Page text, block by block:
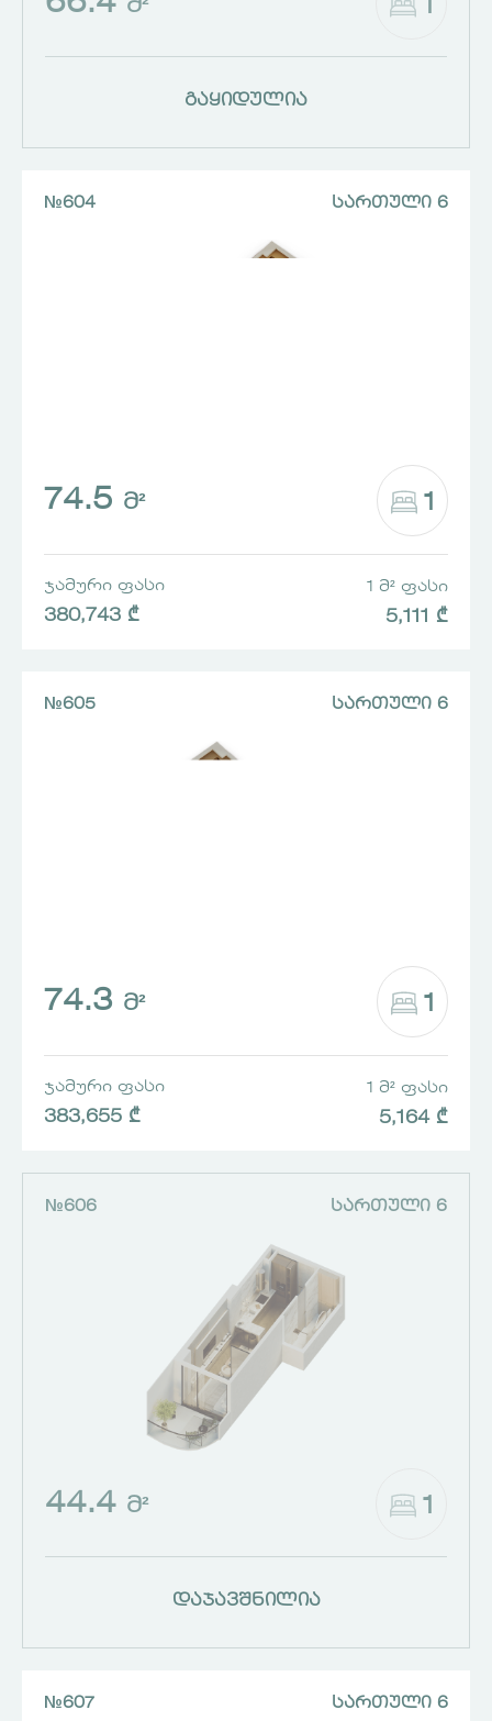
Მ²
გაყიდულია
№604 ᲡᲐᲠᲗᲣᲚᲘ 6
74.5 Მ² 1
ᲯᲐᲛᲣᲠᲘ ᲤᲐᲡᲘ
380,743 ₾
1 Მ² ᲤᲐᲡᲘ
5,111 ₾
№605 ᲡᲐᲠᲗᲣᲚᲘ 6
74.3 Მ² 1
ᲯᲐᲛᲣᲠᲘ ᲤᲐᲡᲘ
383,655 ₾
1 Მ² ᲤᲐᲡᲘ
5,164 ₾
№606 ᲡᲐᲠᲗᲣᲚᲘ 6
44.4 Მ² 1
დაჯავშნილია
№607 ᲡᲐᲠᲗᲣᲚᲘ 6